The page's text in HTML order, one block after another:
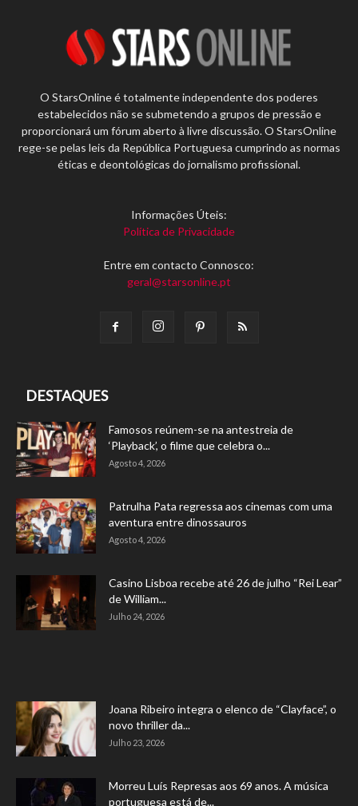
O StarsOnline é totalmente independente dos poderes
estabelecidos não se submetendo a grupos de pressão e
proporcionará um fórum aberto à livre discussão. O StarsOnline
rege-se pelas leis da República Portuguesa cumprindo as normas
éticas e deontológicas do jornalismo profissional.
Informações Úteis:
Política de Privacidade
Entre em contacto Connosco:
geral@starsonline.pt
DESTAQUES
Famosos reúnem-se na antestreia de
‘Playback’, o filme que celebra o...
Agosto 4, 2026
Patrulha Pata regressa aos cinemas com uma
aventura entre dinossauros
Agosto 4, 2026
Casino Lisboa recebe até 26 de julho “Rei Lear”
de William...
Julho 24, 2026
Joana Ribeiro integra o elenco de “Clayface”, o
novo thriller da...
Julho 23, 2026
Morreu Luís Represas aos 69 anos. A música
portuguesa está de...